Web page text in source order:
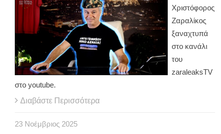
Χριστόφορος
Ζαραλίκος
ξαναχτυπά
στο κανάλι
του
zaraleaksTV
στο youtube.
Διαβάστε Περισσότερα
23 Νοέμβριος 2025